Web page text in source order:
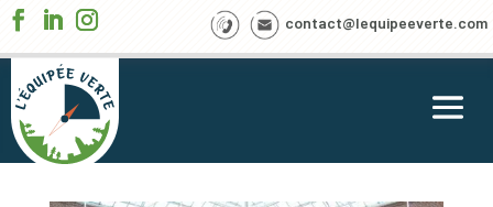
contact@lequipeeverte.com